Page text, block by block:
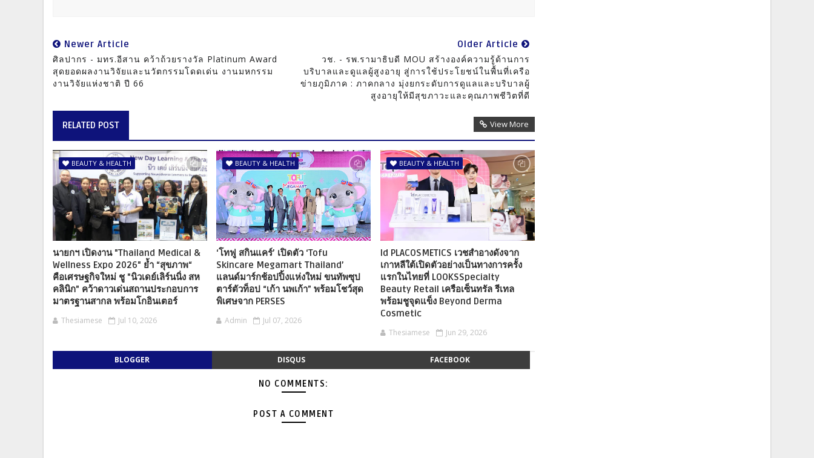
Newer Article
ศิลปากร - มทร.อีสาน คว้าถ้วยรางวัล Platinum Award
สุดยอดผลงานวิจัยและนวัตกรรมโดดเด่น งานมหกรรม
งานวิจัยแห่งชาติ ปี 66
Older Article
วช. - รพ.รามาธิบดี MOU สร้างองค์ความรู้ด้านการ
บริบาลและดูแลผู้สูงอายุ สู่การใช้ประโยชน์ในพื้นที่เครือ
ข่ายภูมิภาค : ภาคกลาง มุ่งยกระดับการดูแลและบริบาลผู้
สูงอายุให้มีสุขภาวะและคุณภาพชีวิตที่ดี
RELATED POST View More
BEAUTY & HEALTH
นายกฯ เปิดงาน "Thailand Medical &
Wellness Expo 2026" ย้ำ “สุขภาพ“
คือเศรษฐกิจใหม่ ชู "นิวเดย์เลิร์นนิ่ง สห
คลินิก" คว้าดาวเด่นสถานประกอบการ
มาตรฐานสากล พร้อมโกอินเตอร์
Thesiamese Jul 10, 2026
BEAUTY & HEALTH
‘โทฟู สกินแคร์’ เปิดตัว ‘Tofu
Skincare Megamart Thailand’
แลนด์มาร์กช้อปปิ้งแห่งใหม่ ขนทัพซุป
ตาร์ตัวท็อป “เก้า นพเก้า” พร้อมโชว์สุด
พิเศษจาก PERSES
Admin Jul 07, 2026
BEAUTY & HEALTH
ld PLACOSMETICS เวชสำอางดังจาก
เกาหลีใต้เปิดตัวอย่างเป็นทางการครั้ง
แรกในไทยที่ LOOKSSpecialty
Beauty Retail เครือเซ็นทรัล รีเทล
พร้อมชูจุดแข็ง Beyond Derma
Cosmetic
Thesiamese Jun 29, 2026
BLOGGER DISQUS FACEBOOK
NO COMMENTS:
POST A COMMENT